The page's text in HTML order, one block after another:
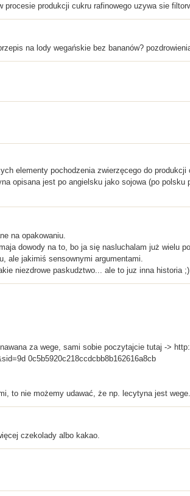
produkcji cukru rafinowego uzywa sie
na lody wegańskie bez bananów?
elementy pochodzenia zwierzęcego do
opisana jest po angielsku jako sojowa (po
na opakowaniu.
dowody na to, bo ja się nasluchalam już wielu
ale jakimiś sensownymi argumentami.
niezdrowe paskudztwo... ale to juz inna historia ;)
za wege, sami sobie poczytajcie tutaj ->
0c5b5920c218ccdcbb8b162616a8cb
to nie możemy udawać, że np. lecytyna jest wege.
czekolady albo kakao.